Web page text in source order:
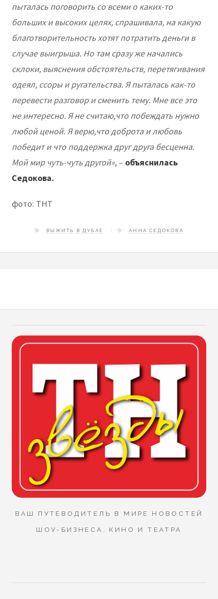
пыталась поговорить со всеми о каких-то
больших и высоких целях, спрашивала, на какую
благотворительность хотят потратить деньги в
случае выигрыша. Но там сразу же начались
склоки, выяснения обстоятельств, перетягивания
одеял, ссоры и ругательства. Я пыталась как-то
перевести разговор и сменить тему. Мне все это
не интересно. Я не считаю,что побеждать нужно
любой ценой. Я верю,что доброта и любовь
победит и что поддержка друг друга бесценна.
Мой мир чуть-чуть другой», – объяснилась
Седокова.
фото: ТНТ
ВЫЖИТЬ В ДУБАЕ АННА СЕДОКОВА
ВАШ ПУТЕВОДИТЕЛЬ В МИРЕ НОВОСТЕЙ
ШОУ-БИЗНЕСА, КИНО И ТЕАТРА